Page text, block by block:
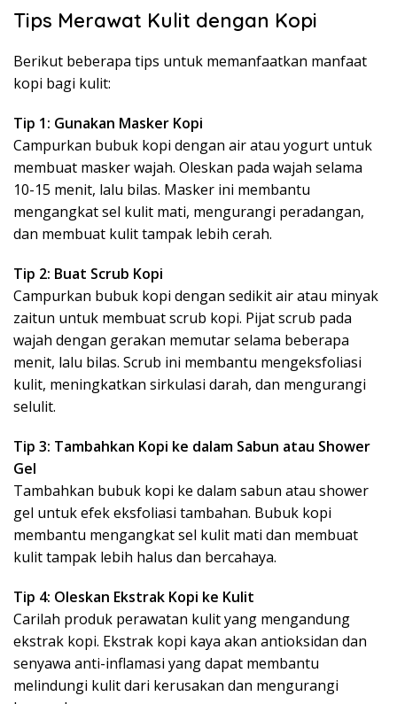
Tips Merawat Kulit dengan Kopi
Berikut beberapa tips untuk memanfaatkan manfaat
kopi bagi kulit:
Tip 1: Gunakan Masker Kopi
Campurkan bubuk kopi dengan air atau yogurt untuk
membuat masker wajah. Oleskan pada wajah selama
10-15 menit, lalu bilas. Masker ini membantu
mengangkat sel kulit mati, mengurangi peradangan,
dan membuat kulit tampak lebih cerah.
Tip 2: Buat Scrub Kopi
Campurkan bubuk kopi dengan sedikit air atau minyak
zaitun untuk membuat scrub kopi. Pijat scrub pada
wajah dengan gerakan memutar selama beberapa
menit, lalu bilas. Scrub ini membantu mengeksfoliasi
kulit, meningkatkan sirkulasi darah, dan mengurangi
selulit.
Tip 3: Tambahkan Kopi ke dalam Sabun atau Shower
Gel
Tambahkan bubuk kopi ke dalam sabun atau shower
gel untuk efek eksfoliasi tambahan. Bubuk kopi
membantu mengangkat sel kulit mati dan membuat
kulit tampak lebih halus dan bercahaya.
Tip 4: Oleskan Ekstrak Kopi ke Kulit
Carilah produk perawatan kulit yang mengandung
ekstrak kopi. Ekstrak kopi kaya akan antioksidan dan
senyawa anti-inflamasi yang dapat membantu
melindungi kulit dari kerusakan dan mengurangi